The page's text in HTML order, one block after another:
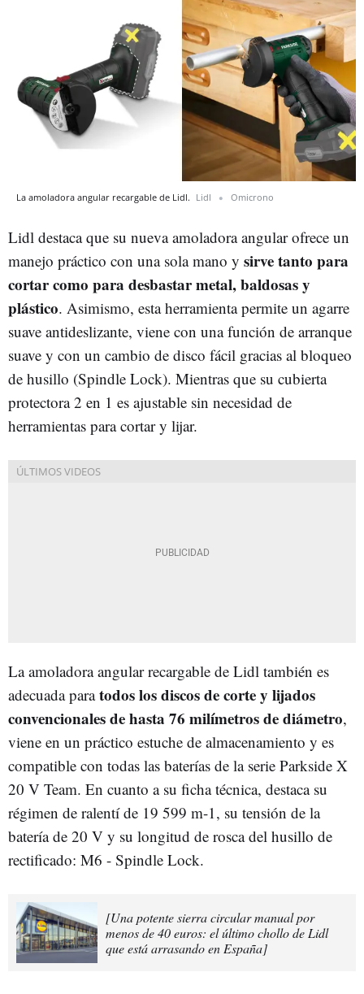
La amoladora angular recargable de Lidl. Lidl Omicrono
Lidl destaca que su nueva amoladora angular ofrece un
manejo práctico con una sola mano y sirve tanto para
cortar como para desbastar metal, baldosas y
plástico. Asimismo, esta herramienta permite un agarre
suave antideslizante, viene con una función de arranque
suave y con un cambio de disco fácil gracias al bloqueo
de husillo (Spindle Lock). Mientras que su cubierta
protectora 2 en 1 es ajustable sin necesidad de
herramientas para cortar y lijar.
La amoladora angular recargable de Lidl también es
adecuada paratodos los discos de corte y lijados
convencionales de hasta 76 milímetros de diámetro,
viene en un práctico estuche de almacenamiento y es
compatible con todas las baterías de la serie Parkside X
20 V Team. En cuanto a su ficha técnica, destaca su
régimen de ralentí de 19 599 m-1, su tensión de la
batería de 20 V y su longitud de rosca del husillo de
rectificado: M6 - Spindle Lock.
[Una potente sierra circular manual por
menos de 40 euros: el último chollo de Lidl
que está arrasando en España]